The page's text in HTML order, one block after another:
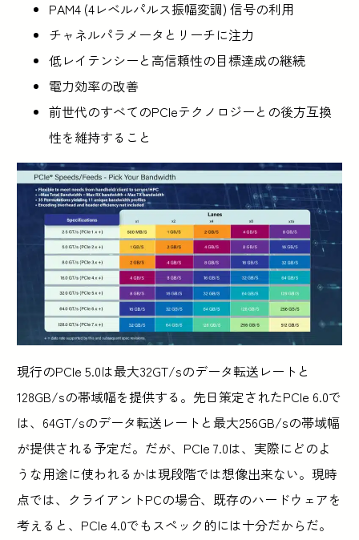
PAM4 (4レベルパルス振幅変調) 信号の利用
チャネルパラメータとリーチに注力
低レイテンシーと高信頼性の目標達成の継続
電力効率の改善
前世代のすべてのPCIeテクノロジーとの後方互換
性を維持すること
現行のPCIe 5.0は最大32GT/sのデータ転送レートと
128GB/sの帯域幅を提供する。先日策定されたPCIe 6.0で
は、64GT/sのデータ転送レートと最大256GB/sの帯域幅
が提供される予定だ。だが、PCIe 7.0は、実際にどのよ
うな用途に使われるかは現段階では想像出来ない。現時
点では、クライアントPCの場合、既存のハードウェアを
考えると、PCIe 4.0でもスペック的には十分だからだ。